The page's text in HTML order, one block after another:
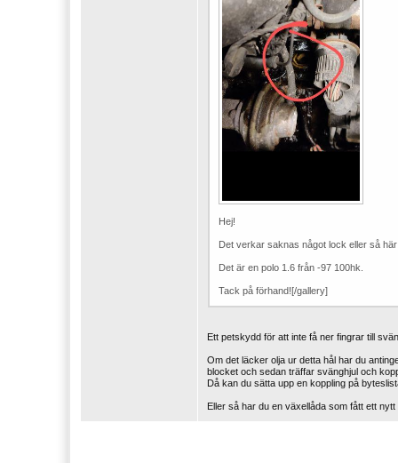
Hej!
Det verkar saknas något lock eller så
Det är en polo 1.6 från -97 100hk.
Tack på förhand![/gallery]
Ett petskydd för att inte få ner fingrar till
Om det läcker olja ur detta hål har du
blocket och sedan träffar svänghjul och
Då kan du sätta upp en koppling på
Eller så har du en växellåda som fått ett